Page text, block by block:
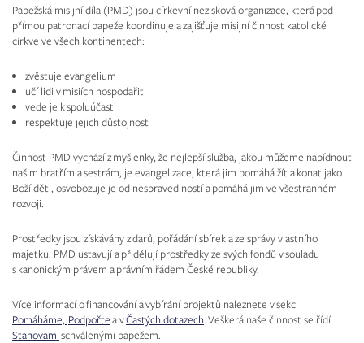
Papežská misijní díla (PMD) jsou církevní nezisková organizace, která pod
přímou patronací papeže koordinuje a zajišťuje misijní činnost katolické
církve ve všech kontinentech:
zvěstuje evangelium
učí lidi v misiích hospodařit
vede je k spoluúčasti
respektuje jejich důstojnost
Činnost PMD vychází z myšlenky, že nejlepší služba, jakou můžeme nabídnout
našim bratřím a sestrám, je evangelizace, která jim pomáhá žít a konat jako
Boží děti, osvobozuje je od nespravedlností a pomáhá jim ve všestranném
rozvoji.
Prostředky jsou získávány z darů, pořádání sbírek a ze správy vlastního
majetku. PMD ustavují a přidělují prostředky ze svých fondů v souladu
s kanonickým právem a právním řádem České republiky.
Více informací o financování a vybírání projektů naleznete v sekci
Pomáháme, Podpořtea vČastých dotazech. Veškerá naše činnost se řídí
Stanovamischválenými papežem.